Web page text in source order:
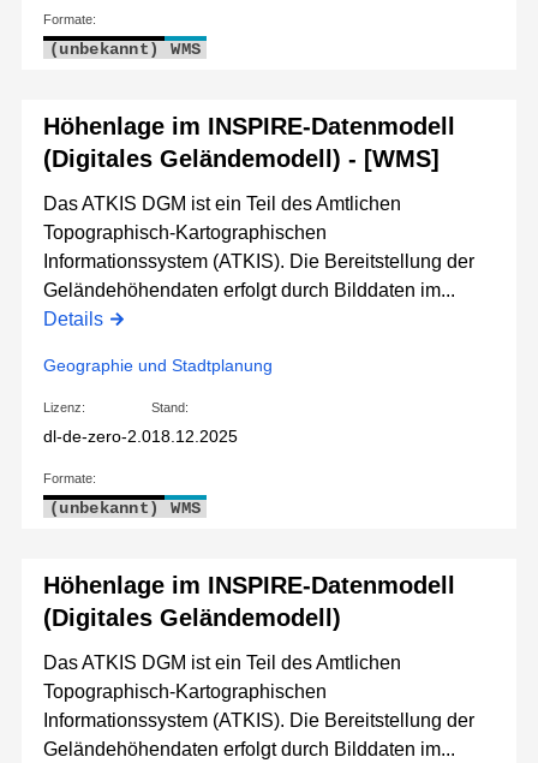
Formate:
(unbekannt) WMS
Höhenlage im INSPIRE-Datenmodell
(Digitales Geländemodell) - [WMS]
Das ATKIS DGM ist ein Teil des Amtlichen
Topographisch-Kartographischen
Informationssystem (ATKIS). Die Bereitstellung der
Geländehöhendaten erfolgt durch Bilddaten im...
Details
Geographie und Stadtplanung
Lizenz:
dl-de-zero-2.0
Stand:
18.12.2025
Formate:
(unbekannt) WMS
Höhenlage im INSPIRE-Datenmodell
(Digitales Geländemodell)
Das ATKIS DGM ist ein Teil des Amtlichen
Topographisch-Kartographischen
Informationssystem (ATKIS). Die Bereitstellung der
Geländehöhendaten erfolgt durch Bilddaten im...